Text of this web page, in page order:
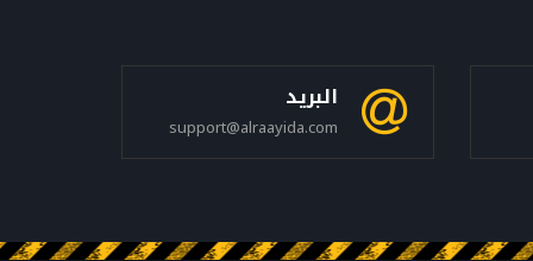
البريد
support@alraayida.com